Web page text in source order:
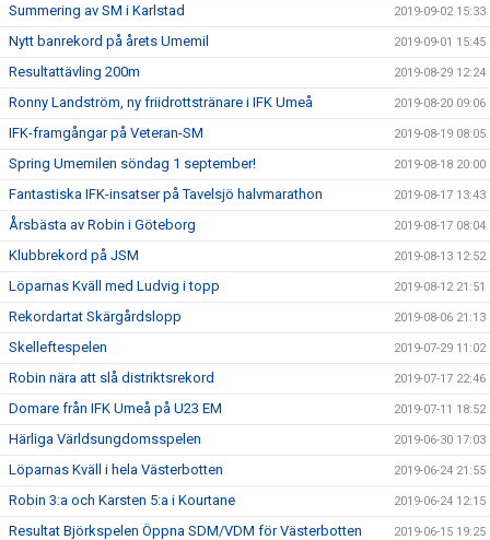
Summering av SM i Karlstad 2019-09-02 15:33
Nytt banrekord på årets Umemil 2019-09-01 15:45
Resultattävling 200m 2019-08-29 12:24
Ronny Landström, ny friidrottstränare i IFK Umeå 2019-08-20 09:06
IFK-framgångar på Veteran-SM 2019-08-19 08:05
Spring Umemilen söndag 1 september! 2019-08-18 20:00
Fantastiska IFK-insatser på Tavelsjö halvmarathon 2019-08-17 13:43
Årsbästa av Robin i Göteborg 2019-08-17 08:04
Klubbrekord på JSM 2019-08-13 12:52
Löparnas Kväll med Ludvig i topp 2019-08-12 21:51
Rekordartat Skärgårdslopp 2019-08-06 21:13
Skelleftespelen 2019-07-29 11:02
Robin nära att slå distriktsrekord 2019-07-17 22:46
Domare från IFK Umeå på U23 EM 2019-07-11 18:52
Härliga Världsungdomsspelen 2019-06-30 17:03
Löparnas Kväll i hela Västerbotten 2019-06-24 21:55
Robin 3:a och Karsten 5:a i Kourtane 2019-06-24 12:15
Resultat Björkspelen Öppna SDM/VDM för Västerbotten 2019-06-15 19:25